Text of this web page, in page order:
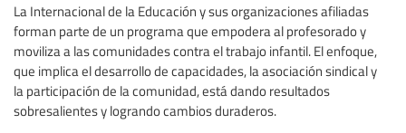
La Internacional de la Educación y sus organizaciones afiliadas
forman parte de un programa que empodera al profesorado y
moviliza a las comunidades contra el trabajo infantil. El enfoque,
que implica el desarrollo de capacidades, la asociación sindical y
la participación de la comunidad, está dando resultados
sobresalientes y logrando cambios duraderos.